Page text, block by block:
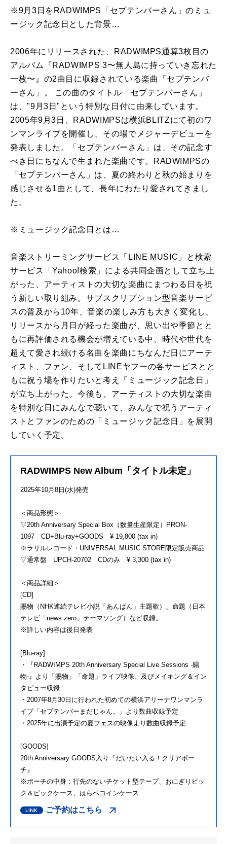
※9月3日をRADWIMPS「セプテンバーさん」のミュ
ージック記念日とした背景…
2006年にリリースされた、RADWIMPS通算3枚目の
アルバム『RADWIMPS 3〜無人島に持っていき忘れた
一枚〜』の2曲目に収録されている楽曲「セプテンバ
ーさん」。 この曲のタイトル「セプテンバーさん」
は、"9月3日"という特別な日付に由来しています。
2005年9月3日、RADWIMPSは横浜BLITZにて初のワ
ンマンライブを開催し、その場でメジャーデビューを
発表しました。「セプテンバーさん」は、その記念す
べき日にちなんで生まれた楽曲です。RADWIMPSの
「セプテンバーさん」は、夏の終わりと秋の始まりを
感じさせる1曲として、長年にわたり愛されてきまし
た。
※ミュージック記念日とは…
音楽ストリーミングサービス「LINE MUSIC」と検索
サービス「Yahoo!検索」による共同企画として立ち上
がった、アーティストの大切な楽曲にまつわる日を祝
う新しい取り組み。サブスクリプション型音楽サービ
スの普及から10年、音楽の楽しみ方も大きく変化し、
リリースから月日が経った楽曲が、思い出や季節とと
もに再評価される機会が増えている中、時代や世代を
超えて愛され続ける名曲を楽曲にちなんだ日にアーテ
ィスト、ファン、そしてLINEヤフーの各サービスとと
もに祝う場を作りたいと考え「ミュージック記念日」
が立ち上がった。今後も、アーティストの大切な楽曲
を特別な日にみんなで聴いて、みんなで祝うアーティ
ストとファンのための「ミュージック記念日」を展開
していく予定。
RADWIMPS New Album「タイトル未定」
2025年10月8日(水)発売
＜商品形態＞
▽20th Anniversary Special Box（数量生産限定）PRON-
1097 CD+Blu-ray+GOODS ¥ 19,800 (tax in)
※ラリルレコード・UNIVERSAL MUSIC STORE限定販売商品
▽通常盤 UPCH-20702 CDのみ ¥ 3,300 (tax in)
＜商品詳細＞
[CD]
賜物（NHK連続テレビ小説「あんぱん」主題歌）、命題（日本
テレビ「news zero」テーマソング）など収録。
※詳しい内容は後日発表
[Blu-ray]
・『RADWIMPS 20th Anniversary Special Live Sessions -賜
物-』より「賜物」「命題」ライブ映像、及びメイキング＆イン
タビュー収録
・2007年8月30日に行われた初めての横浜アリーナワンマンラ
イブ「セプテンバーまだじゃん。」より数曲収録予定
・2025年に出演予定の夏フェスの映像より数曲収録予定
[GOODS]
20th Anniversary GOODS入り『だいたい入る！クリアポー
チ』
※ポーチの中身：行先のないチケット型テープ、おにぎりピッ
ク＆ピックケース、はらペコインケース
ご予約はこちら